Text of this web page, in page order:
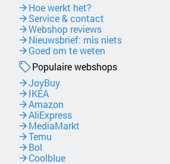
Hoe werkt het?
Service & contact
Webshop reviews
Nieuwsbrief: mis niets
Goed om te weten
Populaire webshops
JoyBuy
IKEA
Amazon
AliExpress
MediaMarkt
Temu
Bol
Coolblue